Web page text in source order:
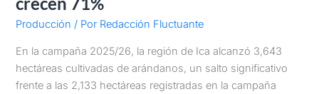
Producción / Por Redacción Fluctuante
En la campaña 2025/26, la región de Ica alcanzó 3,643
hectáreas cultivadas de arándanos, un salto significativo
frente a las 2,133 hectáreas registradas en la campaña